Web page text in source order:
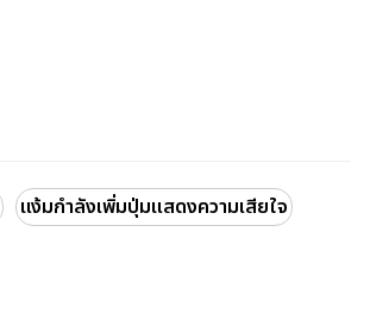
แง้มกำลังเพิ่มปุ่มแสดงความเสียใจ